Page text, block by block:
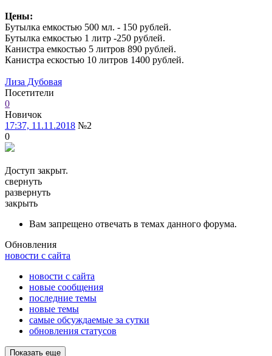
Цены:
Бутылка емкостью 500 мл. - 150 рублей.
Бутылка емкостью 1 литр -250 рублей.
Канистра емкостью 5 литров 890 рублей.
Канистра ескостью 10 литров 1400 рублей.
Лиза Дубовая
Посетители
0
Новичок
17:37, 11.11.2018 №2
0
Доступ закрыт.
свернуть
развернуть
закрыть
Вам запрещено отвечать в темах данного форума.
Обновления
новости с сайта
новости с сайта
новые сообщения
последние темы
новые темы
самые обсуждаемые за сутки
обновления статусов
Показать еще